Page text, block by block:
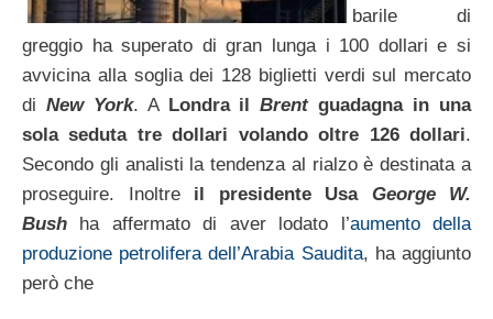
barile di
greggio ha superato di gran lunga i 100 dollari e si
avvicina alla soglia dei 128 biglietti verdi sul mercato
di New York. A Londra ilBrentguadagna in una
sola seduta tre dollari volando oltre 126 dollari.
Secondo gli analisti la tendenza al rialzo è destinata a
proseguire. Inoltreil presidente UsaGeorge W.
Bush ha affermato di aver lodato l’aumento della
produzione petrolifera dell’Arabia Saudita, ha aggiunto
però che